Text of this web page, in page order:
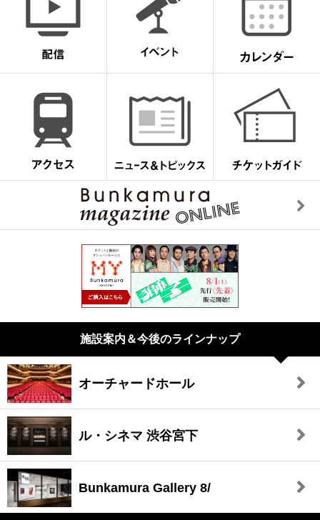
施設案内＆今後のラインナップ
オーチャードホール
ル・シネマ 渋谷宮下
Bunkamura Gallery 8/